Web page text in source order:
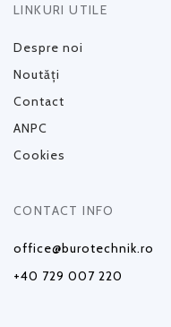
LINKURI UTILE
Despre noi
Noutăți
Contact
ANPC
Cookies
CONTACT INFO
office@burotechnik.ro
+40 729 007 220